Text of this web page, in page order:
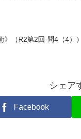
》（R2第2回-問4（4）
シェア
Facebook